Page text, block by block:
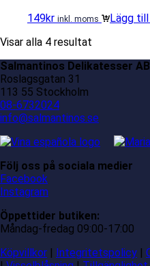
149kr inkl. moms
Lägg
Visar alla 4 resultat
Salmantinos Delikatesser AB
Roslagsgatan 31
113 55 Stockholm
08-6732024
info@salmantinos.se
Följ oss på sociala medier
Facebook
Instagram
Öppettider butiken:
Måndag-fredag 09:00-17:00
Köpvillkor | Integritetspolicy |